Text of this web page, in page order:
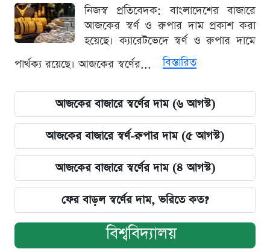
নিজস্ব প্রতিবেদক: বাংলাদেশের বাজারে
আজকের স্বর্ণ ও রুপার দাম প্রকাশ করা
হয়েছে। ক্যারেটভেদে স্বর্ণ ও রুপার দামে
পার্থক্য রয়েছে। আজকের স্বর্ণের...
বিস্তারিত
আজকের বাজারে স্বর্ণের দাম (৬ আগস্ট)
আজকের বাজারে স্বর্ণ-রুপার দাম (৫ আগস্ট)
আজকের বাজারে স্বর্ণের দাম (৪ আগস্ট)
ফের বাড়ল স্বর্ণের দাম, ভরিতে কত?
বিশ্ববিদ্যালয়